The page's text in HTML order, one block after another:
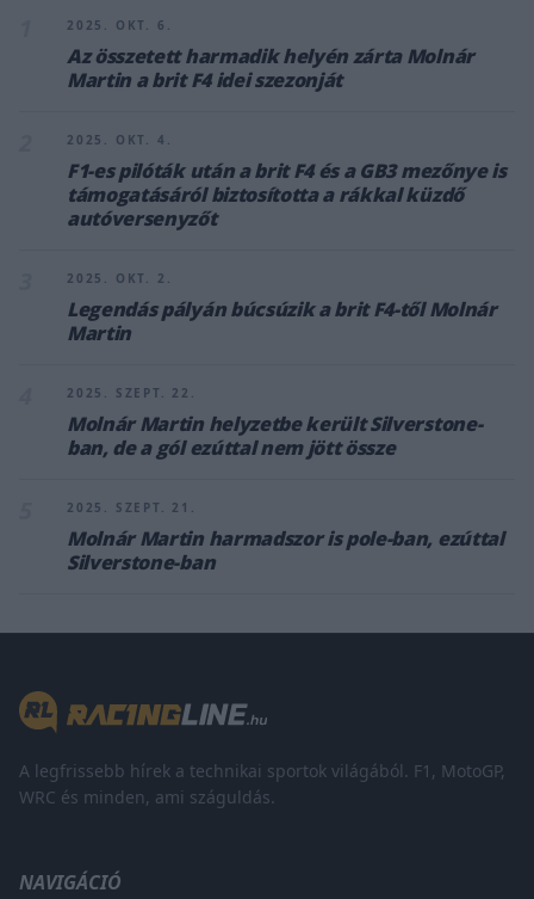
2025. OKT. 6.
Az összetett harmadik helyén zárta Molnár
Martin a brit F4 idei szezonját
2025. OKT. 4.
F1-es pilóták után a brit F4 és a GB3 mezőnye is
támogatásáról biztosította a rákkal küzdő
autóversenyzőt
2025. OKT. 2.
Legendás pályán búcsúzik a brit F4-től Molnár
Martin
2025. SZEPT. 22.
Molnár Martin helyzetbe került Silverstone-
ban, de a gól ezúttal nem jött össze
2025. SZEPT. 21.
Molnár Martin harmadszor is pole-ban, ezúttal
Silverstone-ban
A legfrissebb hírek a technikai sportok világából. F1, MotoGP,
WRC és minden, ami száguldás.
NAVIGÁCIÓ